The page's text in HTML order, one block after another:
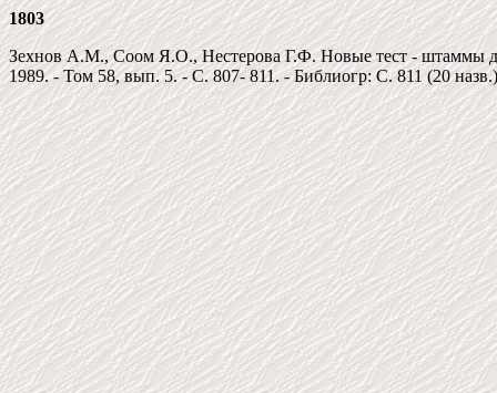
1803
Зехнов А.М., Соом Я.О., Нестерова Г.Ф. Новые тест - штаммы
1989. - Том 58, вып. 5. - C. 807- 811. - Библиогр: C. 811 (20